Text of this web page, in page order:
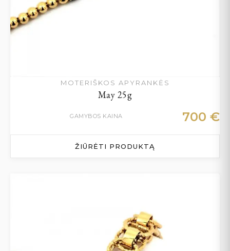
MOTERIŠKOS APYRANKĖS
May 25g
GAMYBOS KAINA 700 €
ŽIŪRĖTI PRODUKTĄ